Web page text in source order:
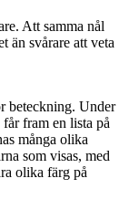
Att samma nål
än svårare att veta
beteckning. Under
fram en lista på
många olika
som visas, med
olika färg på